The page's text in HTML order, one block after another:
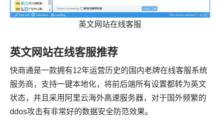
英文网站在线客服
英文网站在线客服推荐
快商通是一款拥有12年运营历史的国内老牌在线客服系统
服务商，支持一键本地化，将前后端所有设置都转为英文
状态，并且采用阿里云海外高速服务器，对于国外频繁的
ddos攻击有非常好的数据安全防范效果。